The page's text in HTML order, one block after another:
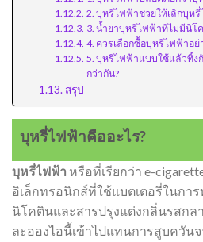
2. บุหรี่ไฟฟ้าช่วยให้เลิกบุหรี่
3. น้ำยาบุหรี่ไฟฟ้าที่ไม่มีนิโ
4. ควรเลือกซื้อบุหรี่ไฟฟ้าอย่
5. บุหรี่ไฟฟ้าแบบใช้แล้วทิ้ง
กว่ากัน?
สรุป
บุหรี่ไฟฟ้าคืออะไร?
บุหรี่ไฟฟ้า หรือที่เรียกว่า e-
อิเล็กทรอนิกส์ที่ใช้แบตเตอรี่ในกา
นิโคตินและสารปรุงแต่งกลิ่นรสกล
ละอองไอนี้เข้าไปแทนการสูบควัน